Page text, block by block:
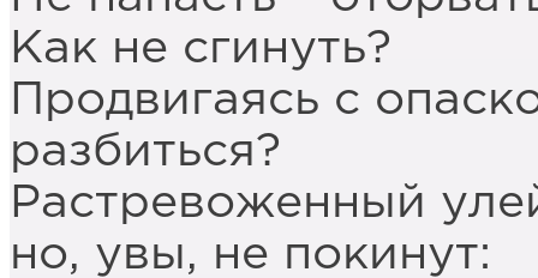
Как не сгинуть?
Продвигаясь с
разбиться?
Растревоженный
но, увы, не покинут: